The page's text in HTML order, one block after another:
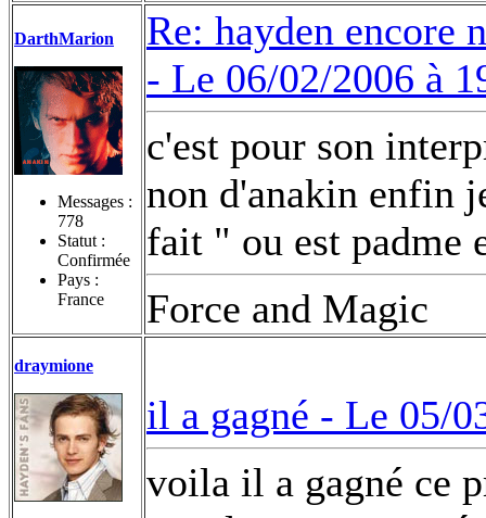
DarthMarion
Messages :
778
Statut :
Confirmée
Pays :
France
Re: hayden encore
- Le 06/02/2006 à
c'est pour son
non d'anakin enfin
fait " ou est padme
Force and Magic
draymione
il a gagné - Le 05/
voila il a gagné ce